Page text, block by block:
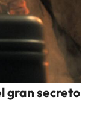
gran secreto